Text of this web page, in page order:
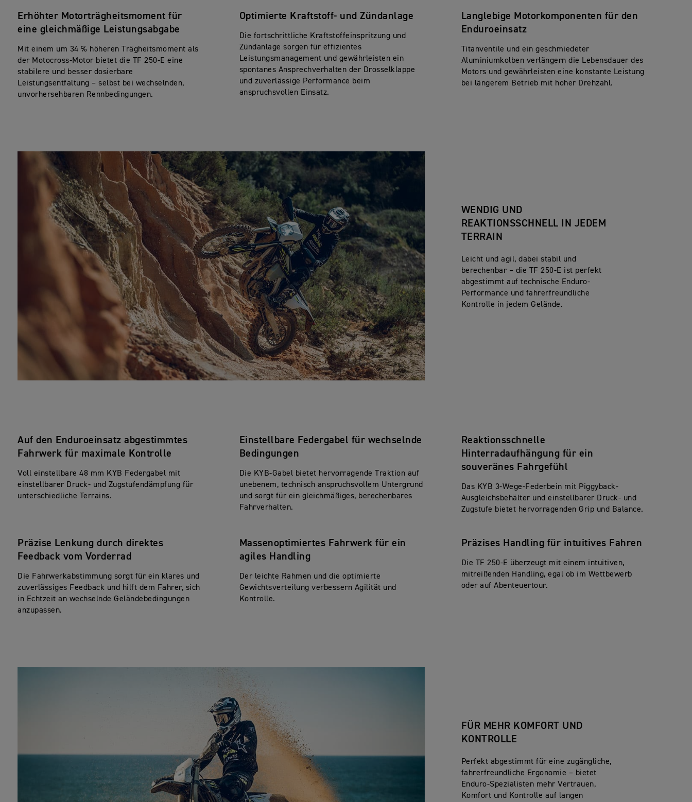
Erhöhter Motorträgheitsmoment für
eine gleichmäßige Leistungsabgabe
Mit einem um 34 % höheren Trägheitsmoment als
der Motocross-Motor bietet die TF 250-E eine
stabilere und besser dosierbare
Leistungsentfaltung – selbst bei wechselnden,
unvorhersehbaren Rennbedingungen.
Optimierte Kraftstoff- und Zündanlage
Die fortschrittliche Kraftstoffeinspritzung und
Zündanlage sorgen für effizientes
Leistungsmanagement und gewährleisten ein
spontanes Ansprechverhalten der Drosselklappe
und zuverlässige Performance beim
anspruchsvollen Einsatz.
Langlebige Motorkomponenten für den
Enduroeinsatz
Titanventile und ein geschmiedeter
Aluminiumkolben verlängern die Lebensdauer des
Motors und gewährleisten eine konstante Leistung
bei längerem Betrieb mit hoher Drehzahl.
WENDIG UND
REAKTIONSSCHNELL IN JEDEM
TERRAIN
Leicht und agil, dabei stabil und
berechenbar – die TF 250-E ist perfekt
abgestimmt auf technische Enduro-
Performance und fahrerfreundliche
Kontrolle in jedem Gelände.
Auf den Enduroeinsatz abgestimmtes
Fahrwerk für maximale Kontrolle
Voll einstellbare 48 mm KYB Federgabel mit
einstellbarer Druck- und Zugstufendämpfung für
unterschiedliche Terrains.
Einstellbare Federgabel für wechselnde
Bedingungen
Die KYB-Gabel bietet hervorragende Traktion auf
unebenem, technisch anspruchsvollem Untergrund
und sorgt für ein gleichmäßiges, berechenbares
Fahrverhalten.
Reaktionsschnelle
Hinterradaufhängung für ein
souveränes Fahrgefühl
Das KYB 3-Wege-Federbein mit Piggyback-
Ausgleichsbehälter und einstellbarer Druck- und
Zugstufe bietet hervorragenden Grip und Balance.
Präzise Lenkung durch direktes
Feedback vom Vorderrad
Die Fahrwerkabstimmung sorgt für ein klares und
zuverlässiges Feedback und hilft dem Fahrer, sich
in Echtzeit an wechselnde Geländebedingungen
anzupassen.
Massenoptimiertes Fahrwerk für ein
agiles Handling
Der leichte Rahmen und die optimierte
Gewichtsverteilung verbessern Agilität und
Kontrolle.
Präzises Handling für intuitives Fahren
Die TF 250-E überzeugt mit einem intuitiven,
mitreißenden Handling, egal ob im Wettbewerb
oder auf Abenteuertour.
FÜR MEHR KOMFORT UND
KONTROLLE
Perfekt abgestimmt für eine zugängliche,
fahrerfreundliche Ergonomie – bietet
Enduro-Spezialisten mehr Vertrauen,
Komfort und Kontrolle auf langen